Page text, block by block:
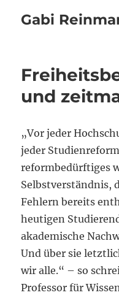
Gabi
und
„Vor jeder
jeder
reformbedürftiges
Selbstverständnis,
Fehlern bereits
heutigen
akademische
Und über sie
wir alle.“ – so
Professor für